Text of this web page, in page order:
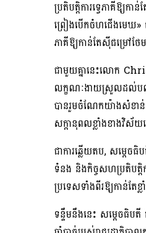
ប្រតិបត្តិការទ្វេភាគីឱ្យក
ព្រៀងបើកចំហជើងមេឃ»
ភាគីឱ្យកាន់តែស៊ីជម្រៅថ
ជាមួយគ្នានេះលោក
លក្ខណៈងាយស្រួលដល់បណ្ដ
បានរួមចំណែកយ៉ាងសំខាន់
សក្តានុពលខ្លាំងខាងវិ
ជាការឆ្លើយតប, សម្តេច
ទំនង និងកិច្ចសហប្រតិបត្តិក
ប្រទេសទាំងពីរឱ្យកាន់តែខ្
ទន្ទឹមនឹងនេះ សម្ដេច